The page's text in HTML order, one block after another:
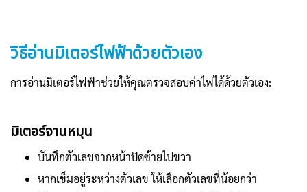
วิธีอ่านมิเตอร์ไฟฟ้าด้วยตัวเอง
การอ่านมิเตอร์ไฟฟ้าช่วยให้คุณตรวจสอบค่าไฟได้ด้วยตัวเอง:
มิเตอร์จานหมุน
บันทึกตัวเลขจากหน้าปัดซ้ายไปขวา
หากเข็มอยู่ระหว่างตัวเลข ให้เลือกตัวเลขที่น้อยกว่า